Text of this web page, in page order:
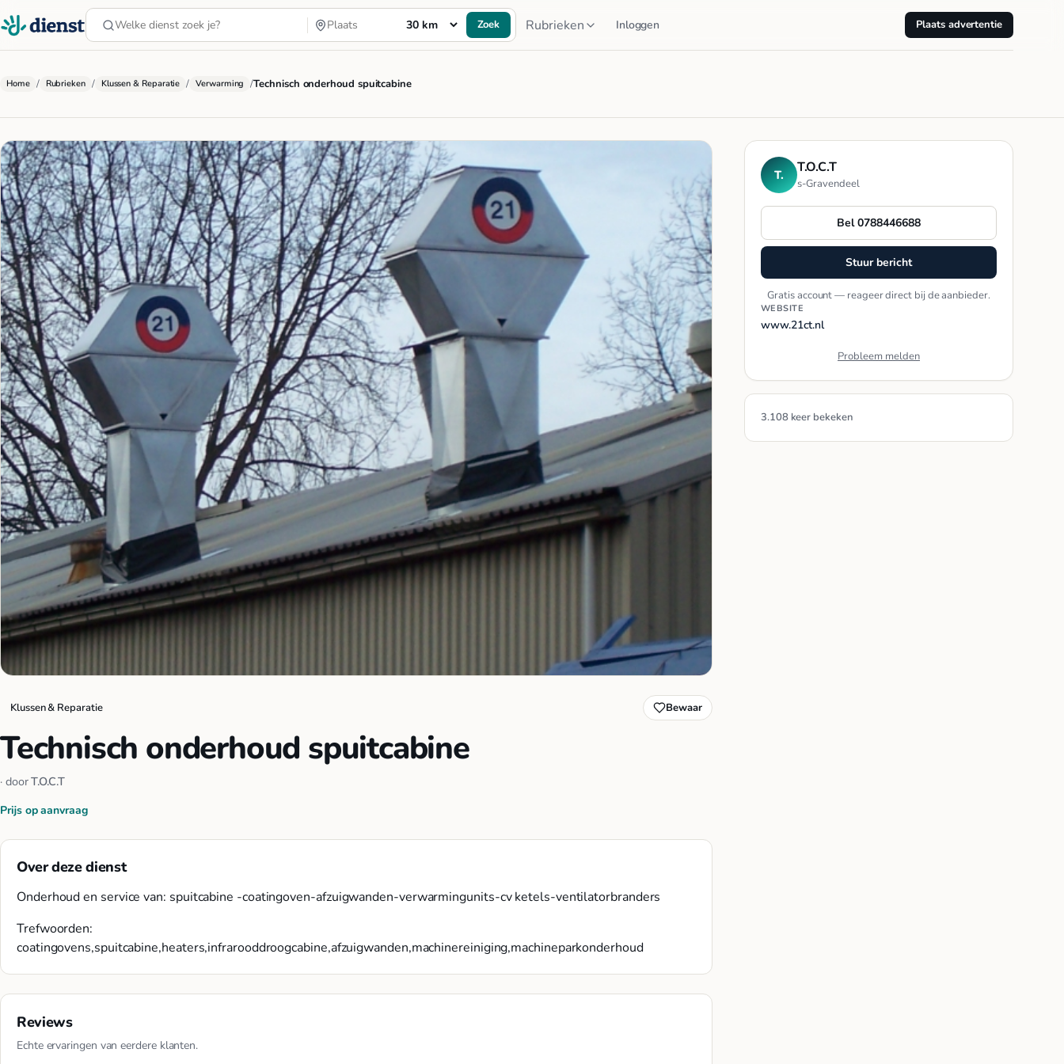
Zoek Rubrieken Inloggen Plaats advertentie
Home / Rubrieken / Klussen & Reparatie / Verwarming /Technisch onderhoud spuitcabine
Klussen & Reparatie Bewaar
Technisch onderhoud spuitcabine
· doorT.O.C.T
Prijs op aanvraag
Over deze dienst
Onderhoud en service van: spuitcabine -coatingoven-afzuigwanden-verwarmingunits-cv ketels-ventilatorbranders
Trefwoorden:
coatingovens,spuitcabine,heaters,infrarooddroogcabine,afzuigwanden,machinereiniging,machineparkonderhoud
Reviews
Echte ervaringen van eerdere klanten.
T. T.O.C.T
s-Gravendeel
Bel 0788446688
Stuur bericht
Gratis account — reageer direct bij de aanbieder.
WEBSITE
www.21ct.nl
Probleem melden
3.108 keer bekeken